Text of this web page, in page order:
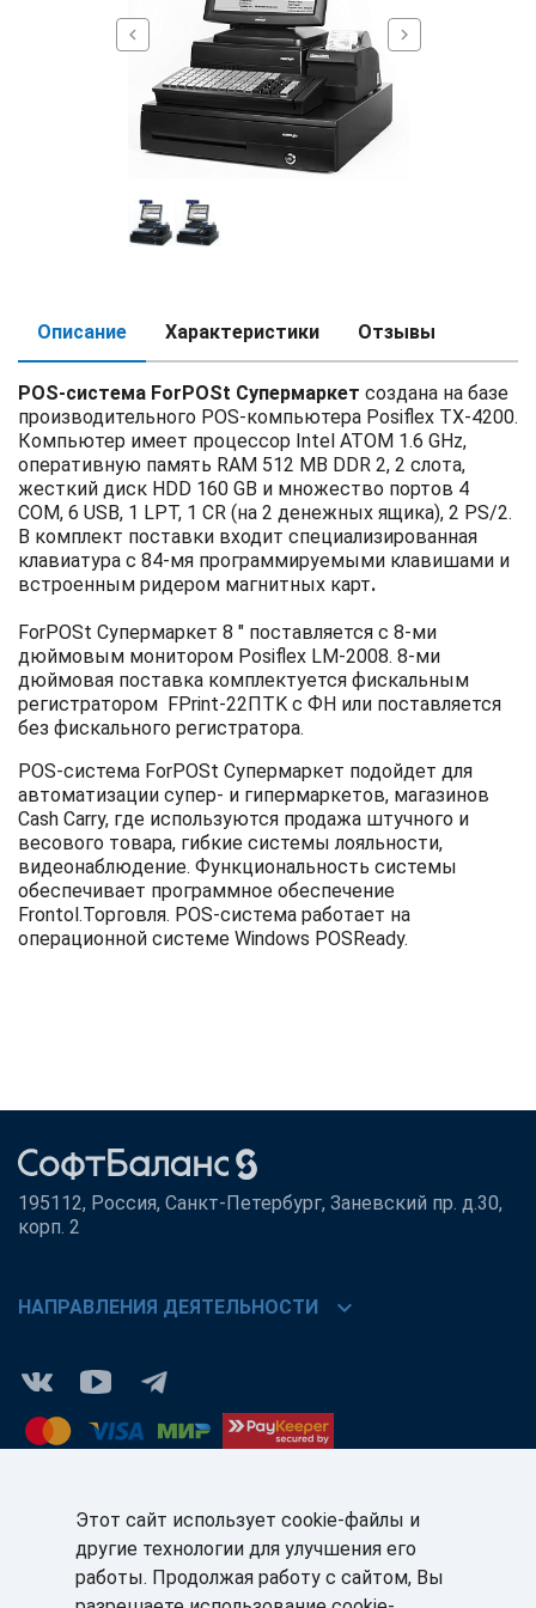
chevron_left chevron_right
Описание Характеристики Отзывы
POS-система ForPOSt Супермаркет создана на базе
производительного POS-компьютера Posiflex TX-4200.
Компьютер имеет процессор Intel ATOM 1.6 GHz,
оперативную память RAM 512 MB DDR 2, 2 слота,
жесткий диск HDD 160 GB и множество портов 4
COM, 6 USB, 1 LPT, 1 CR (на 2 денежных ящика), 2 PS/2.
В комплект поставки входит специализированная
клавиатура с 84-мя программируемыми клавишами и
встроенным ридером магнитных карт.
ForPOSt Супермаркет 8 " поставляется с 8-ми
дюймовым монитором Posiflex LM-2008. 8-ми
дюймовая поставка комплектуется фискальным
регистратором FPrint-22ПТK с ФН или поставляется
без фискального регистратора.
POS-система ForPOSt Супермаркет подойдет для
автоматизации супер- и гипермаркетов, магазинов
Cash Carry, где используются продажа штучного и
весового товара, гибкие системы лояльности,
видеонаблюдение. Функциональность системы
обеспечивает программное обеспечение
Frontol.Торговля. POS-система работает на
операционной системе Windows POSReady.
195112, Россия, Санкт-Петербург, Заневский пр. д.30,
корп. 2
НАПРАВЛЕНИЯ ДЕЯТЕЛЬНОСТИ chevron_right
КЛИЕНТАМ:
+7 (812) 327-5141
ПАРТНЁРАМ:
+7 (812) 327-5025
Этот сайт использует cookie-файлы и
другие технологии для улучшения его
работы. Продолжая работу с сайтом, Вы